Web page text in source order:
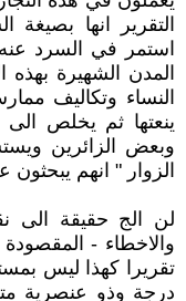
التقرير انها بصيغة
استمر في السرد
المدن الشهيرة بهذه
النساء وتكاليف
ينعتها ثم يخلص
وبعض الزائرين
الزوار " انهم
لن الج حقيقة الى
والاخطاء -
تقريرا كهذا ليس
درجة وذو عنصرية